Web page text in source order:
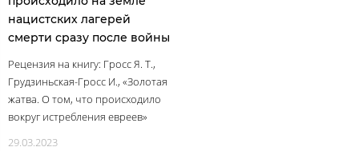
нацистских лагерей
смерти сразу после войны
Рецензия на книгу: Гросс Я. Т.,
Грудзиньская-Гросс И., «Золотая
жатва. О том, что происходило
вокруг истребления евреев»
29.03.2023